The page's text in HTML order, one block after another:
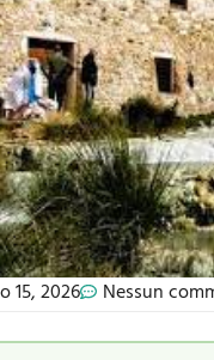
15, 2026 Nessun